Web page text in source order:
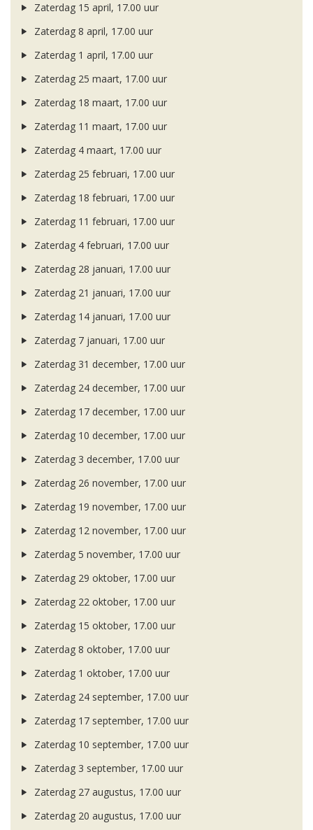
Zaterdag 15 april, 17.00 uur
Zaterdag 8 april, 17.00 uur
Zaterdag 1 april, 17.00 uur
Zaterdag 25 maart, 17.00 uur
Zaterdag 18 maart, 17.00 uur
Zaterdag 11 maart, 17.00 uur
Zaterdag 4 maart, 17.00 uur
Zaterdag 25 februari, 17.00 uur
Zaterdag 18 februari, 17.00 uur
Zaterdag 11 februari, 17.00 uur
Zaterdag 4 februari, 17.00 uur
Zaterdag 28 januari, 17.00 uur
Zaterdag 21 januari, 17.00 uur
Zaterdag 14 januari, 17.00 uur
Zaterdag 7 januari, 17.00 uur
Zaterdag 31 december, 17.00 uur
Zaterdag 24 december, 17.00 uur
Zaterdag 17 december, 17.00 uur
Zaterdag 10 december, 17.00 uur
Zaterdag 3 december, 17.00 uur
Zaterdag 26 november, 17.00 uur
Zaterdag 19 november, 17.00 uur
Zaterdag 12 november, 17.00 uur
Zaterdag 5 november, 17.00 uur
Zaterdag 29 oktober, 17.00 uur
Zaterdag 22 oktober, 17.00 uur
Zaterdag 15 oktober, 17.00 uur
Zaterdag 8 oktober, 17.00 uur
Zaterdag 1 oktober, 17.00 uur
Zaterdag 24 september, 17.00 uur
Zaterdag 17 september, 17.00 uur
Zaterdag 10 september, 17.00 uur
Zaterdag 3 september, 17.00 uur
Zaterdag 27 augustus, 17.00 uur
Zaterdag 20 augustus, 17.00 uur